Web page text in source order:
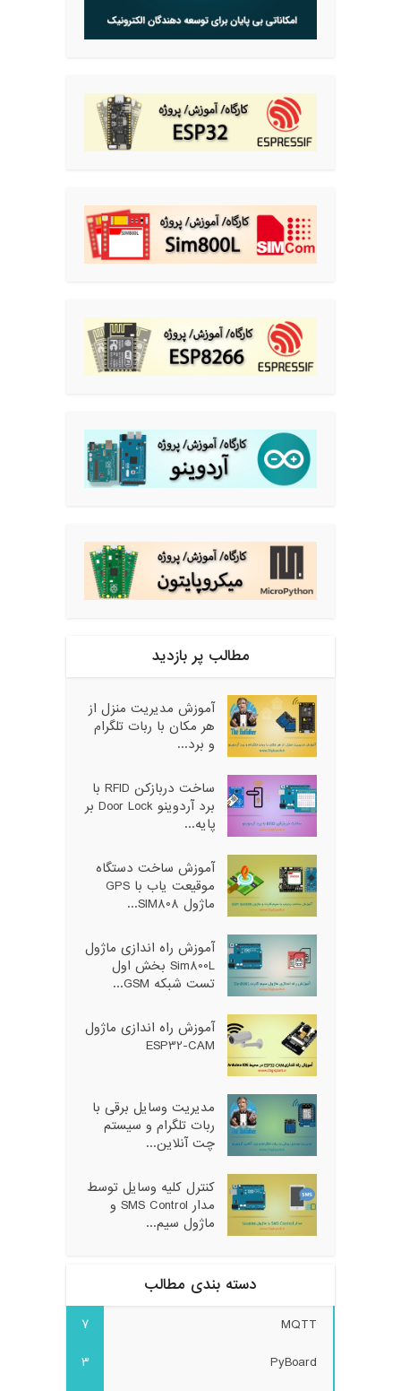
مطالب پر بازدید
آموزش مدیریت منزل از
هر مکان با ربات تلگرام
و برد...
ساخت دربازکن RFID با
برد آردوینو Door Lock بر
پایه...
آموزش ساخت دستگاه
موقیعت یاب با GPS
ماژول SIM808...
آموزش راه اندازی ماژول
Sim800L بخش اول
تست شبکه GSM...
آموزش راه اندازی ماژول
ESP32-CAM
مدیریت وسایل برقی با
ربات تلگرام و سیستم
چت آنلاین...
کنترل کلیه وسایل توسط
مدار SMS Control و
ماژول سیم...
دسته بندی مطالب
MQTT
7
PyBoard
3